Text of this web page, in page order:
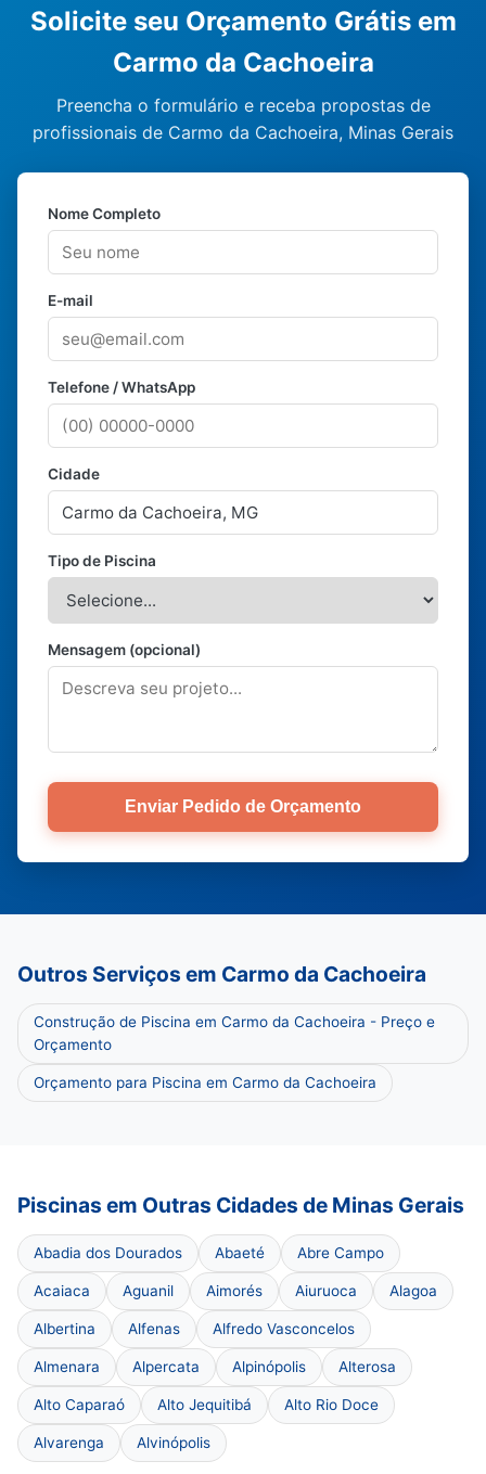
Solicite seu Orçamento Grátis em
Carmo da Cachoeira
Preencha o formulário e receba propostas de
profissionais de Carmo da Cachoeira, Minas Gerais
Nome Completo
E-mail
Telefone / WhatsApp
Cidade
Tipo de Piscina
Mensagem (opcional)
Enviar Pedido de Orçamento
Outros Serviços em Carmo da Cachoeira
Construção de Piscina em Carmo da Cachoeira - Preço e
Orçamento
Orçamento para Piscina em Carmo da Cachoeira
Piscinas em Outras Cidades de Minas Gerais
Abadia dos Dourados Abaeté Abre Campo
Acaiaca Aguanil Aimorés Aiuruoca Alagoa
Albertina Alfenas Alfredo Vasconcelos
Almenara Alpercata Alpinópolis Alterosa
Alto Caparaó Alto Jequitibá Alto Rio Doce
Alvarenga Alvinópolis